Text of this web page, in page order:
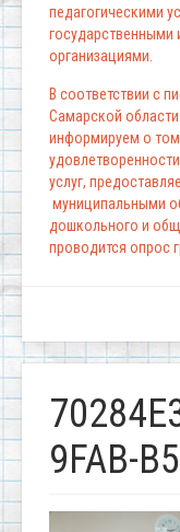
педагогическими
государственными
организациями.
В соответствии с
Самарской
информируем о
услуг,
муниципальными
дошкольного и
проводится опрос
9FAB-